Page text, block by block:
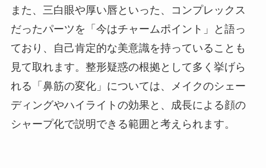
また、三白眼や厚い唇といった、コンプレックス
だったパーツを「今はチャームポイント」と語っ
ており、自己肯定的な美意識を持っていることも
見て取れます。整形疑惑の根拠として多く挙げら
れる「鼻筋の変化」については、メイクのシェー
ディングやハイライトの効果と、成長による顔の
シャープ化で説明できる範囲と考えられます。